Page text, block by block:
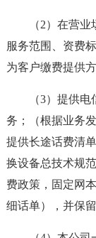
（2）在营
服务范围、资费
为客户缴费提供方
（3）提供
务；（根据业务
提供长途话费清
换设备总技术规
费政策，固定网
细话单），并保